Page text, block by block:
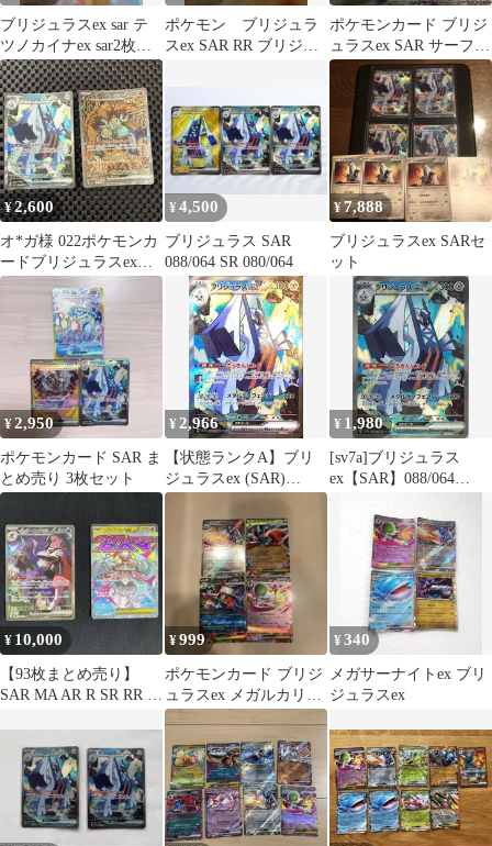
ブリジュラスex sar テ
ツノカイナex sar2枚セ
ット
ポケモン ブリジュラ
スex SAR RR ブリジュ
ポケモンカード ブリジ
ュラスex SAR サーフゴ
ーex
¥2,600
オ*ガ様 022ポケモンカ
ードブリジュラスex
SARとスナノケガワex
¥4,500
ブリジュラス SAR
088/064 SR 080/064
¥7,888
ブリジュラスex SARセ
ット
¥2,950
ポケモンカード SAR ま
とめ売り 3枚セット
¥ 2,966
【状態ランクA】ブリ
ジュラスex (SAR)
{088/064} [SV7a/楽園ド
ラゴーナ] [SV] 1枚
¥ 1,980
[sv7a]ブリジュラス
ex【SAR】088/064
¥ 10,000
【93枚まとめ売り】
SAR MA AR R SR RR ポ
¥999
ポケモンカード ブリジ
ュラスex メガルカリオ
ex他 4枚セット
¥340
メガサーナイトex ブリ
ジュラスex